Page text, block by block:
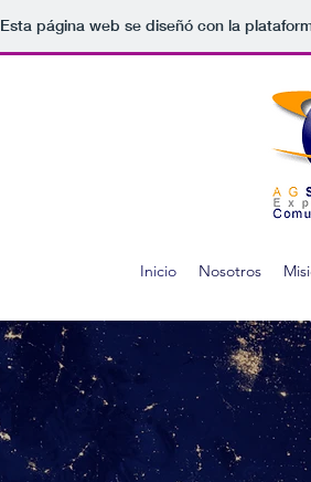
Esta página web se diseñó con la
Inicio Nosotros